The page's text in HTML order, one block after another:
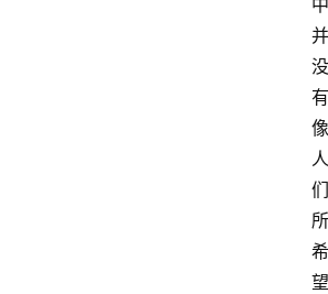
中
并
没
有
像
人
们
所
希
望